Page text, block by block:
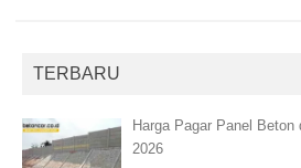
TERBARU
Harga Pagar Panel Beton
2026